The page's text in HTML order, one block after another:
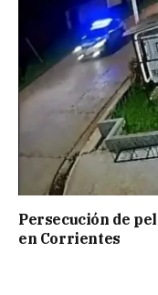
Persecución de
en Corrientes